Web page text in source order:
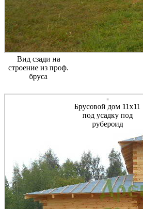
Вид сзади на
строение из проф.
бруса
Брусовой дом 11х11
под усадку под
рубероид